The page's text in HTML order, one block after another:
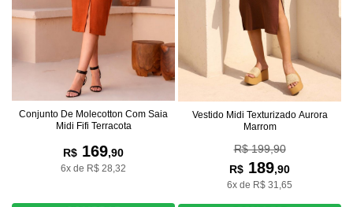
Conjunto De Molecotton Com Saia
Midi Fifi Terracota
R$ 169,90
6x de R$ 28,32
Vestido Midi Texturizado Aurora
Marrom
R$ 199,90
R$ 189,90
6x de R$ 31,65